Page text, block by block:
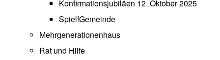
Konfirmationsjubiläen 12. Oktober 2025
Spiel!Gemeinde
Mehrgenerationenhaus
Rat und Hilfe